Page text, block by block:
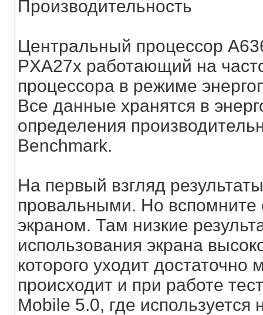
Производительность
Центральный процессор
PXA27x работающий на
процессора в режиме
Все данные хранятся в
определения
Benchmark.
На первый взгляд
провальными. Но вспомните
экраном. Там низкие
использования экрана
которого уходит
происходит и при работе
Mobile 5.0, где